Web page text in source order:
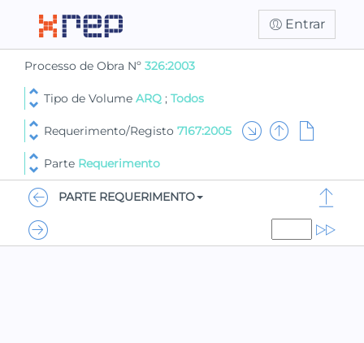
Entrar
Processo de Obra Nº 326:2003
Tipo de Volume ARQ ; Todos
Requerimento/Registo 7167:2005
Parte Requerimento
PARTE REQUERIMENTO